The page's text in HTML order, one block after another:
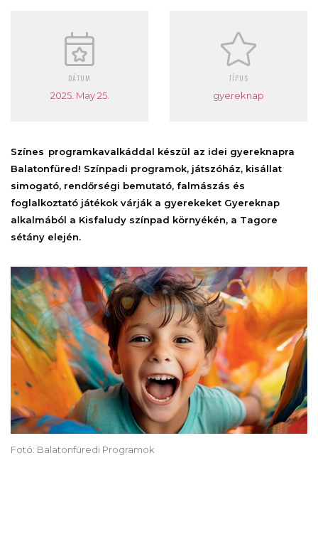
DÁTUM
2025. May 25.
TÍPUS
gyereknap
Színes programkavalkáddal készül az idei gyereknapra
Balatonfüred! Színpadi programok, játszóház, kisállat
simogató, rendőrségi bemutató, falmászás és
foglalkoztató játékok várják a gyerekeket Gyereknap
alkalmából a Kisfaludy színpad környékén, a Tagore
sétány elején.
Fotó: Balatonfüredi Programok